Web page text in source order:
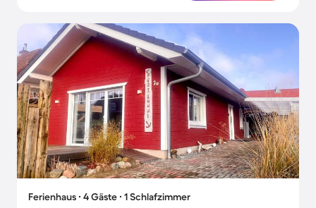
Ferienhaus ∙ 4 Gäste ∙ 1 Schlafzimmer